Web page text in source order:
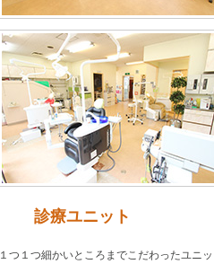
診療ユニット
１つ１つ細かいところまでこだわったユニ